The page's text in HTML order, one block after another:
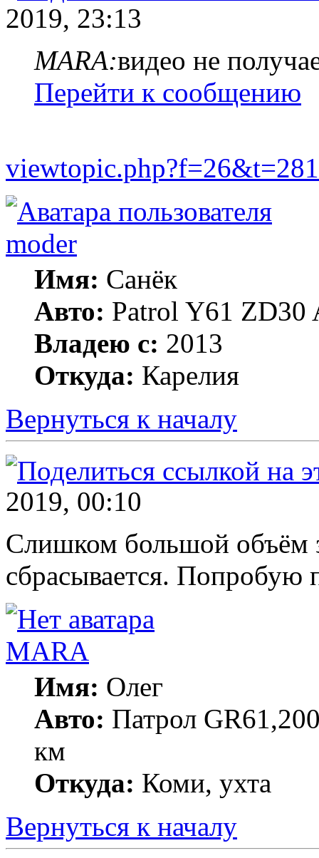
2019, 23:13
MARA:видео не
Перейти к сообщению
viewtopic.php?f=26&t=281
moder
Имя: Санёк
Авто: Patrol Y61 ZD30
Владею с: 2013
Откуда: Карелия
Вернуться к началу
2019, 00:10
Слишком большой объём
сбрасывается. Попробую
MARA
Имя: Олег
Авто: Патрол
км
Откуда: Коми, ухта
Вернуться к началу